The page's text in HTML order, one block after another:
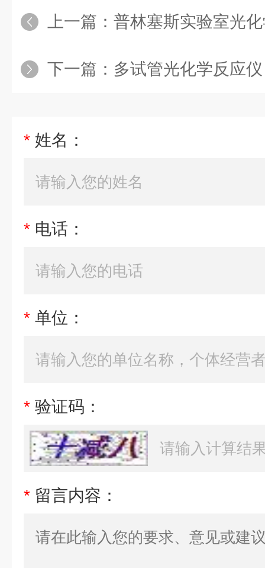
上一篇： 普林塞斯实验室光
下一篇： 多试管光化学反应仪
* 姓名：
* 电话：
* 单位：
* 验证码：
* 留言内容：